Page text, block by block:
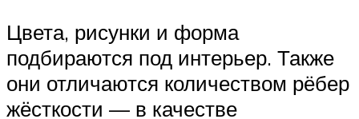
Цвета, рисунки и форма
подбираются под интерьер. Также
они отличаются количеством рёбер
жёсткости — в качестве